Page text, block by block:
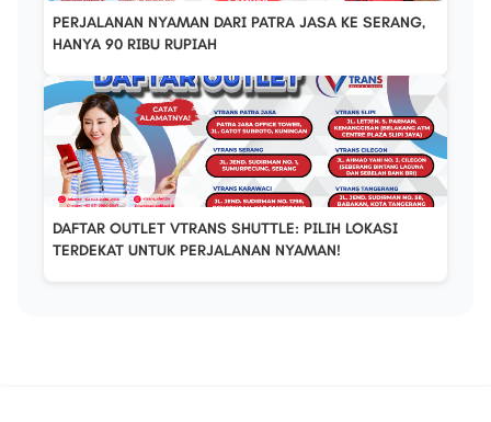
PERJALANAN NYAMAN DARI PATRA JASA KE SERANG,
HANYA 90 RIBU RUPIAH
DAFTAR OUTLET VTRANS SHUTTLE: PILIH LOKASI
TERDEKAT UNTUK PERJALANAN NYAMAN!